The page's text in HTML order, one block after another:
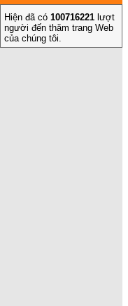
Hiện đã có 100716221 lượt
người đến thăm trang Web
của chúng tôi.